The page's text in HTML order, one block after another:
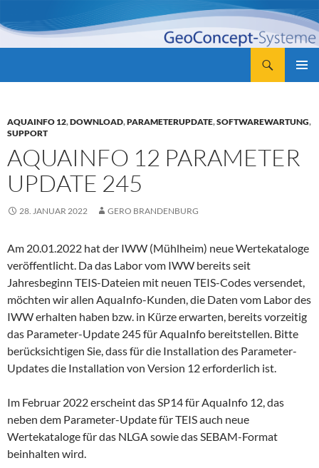
Inhalt
springen
AQUAINFO 12,DOWNLOAD,PARAMETERUPDATE,SOFTWAREWARTUNG,
SUPPORT
AQUAINFO 12 PARAMETER
UPDATE 245
28. JANUAR 2022 GERO BRANDENBURG
Am 20.01.2022 hat der IWW (Mühlheim) neue Wertekataloge
veröffentlicht. Da das Labor vom IWW bereits seit
Jahresbeginn TEIS-Dateien mit neuen TEIS-Codes versendet,
möchten wir allen AquaInfo-Kunden, die Daten vom Labor des
IWW erhalten haben bzw. in Kürze erwarten, bereits vorzeitig
das Parameter-Update 245 für AquaInfo bereitstellen. Bitte
berücksichtigen Sie, dass für die Installation des Parameter-
Updates die Installation von Version 12 erforderlich ist.
Im Februar 2022 erscheint das SP14 für AquaInfo 12, das
neben dem Parameter-Update für TEIS auch neue
Wertekataloge für das NLGA sowie das SEBAM-Format
beinhalten wird.